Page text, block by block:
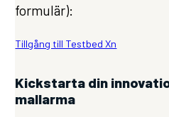
formulär):
Tillgång till Testbed Xn
Kickstarta din
mallarma